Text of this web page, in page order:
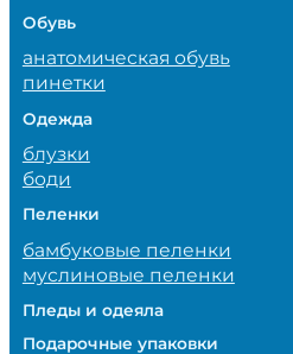
Обувь
анатомическая обувь
пинетки
Одежда
блузки
боди
Пеленки
бамбуковые пеленки
муслиновые пеленки
Пледы и одеяла
Подарочные упаковки